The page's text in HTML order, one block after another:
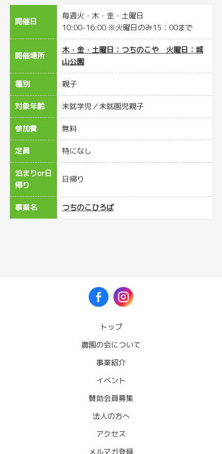
開催日
毎週火・木・金・土曜日
10:00-16:00 ※火曜日のみ15：00まで
開催場所
木・金・土曜日：つちのこや 火曜日：城
山公園
種別 親子
対象年齢 未就学児 未就園児親子
参加費 無料
定員 特になし
泊まりor日
帰り
日帰り
事業名 つちのこひろば
トップ
農園の会について
事業紹介
イベント
賛助会員募集
法人の方へ
アクセス
メルマガ登録